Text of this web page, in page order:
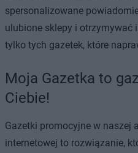
spersonalizowane
ulubione sklepy i otrzymywać
tylko tych gazetek, które
Moja Gazetka to
Ciebie!
Gazetki promocyjne w naszej
internetowej to rozwiązanie,